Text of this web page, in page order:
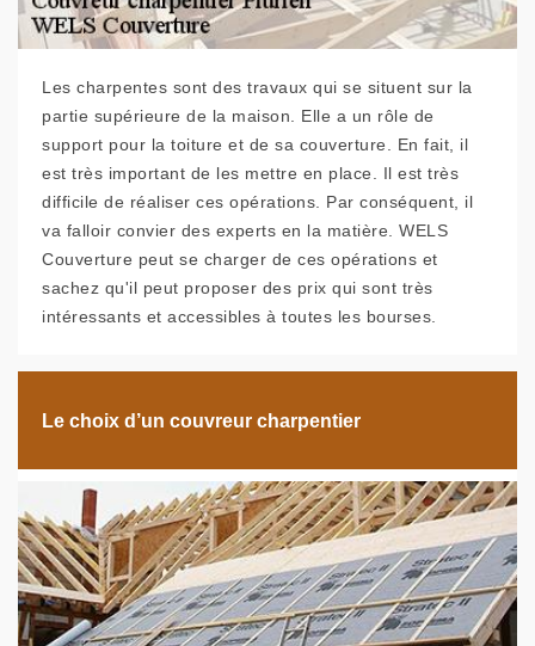
Les charpentes sont des travaux qui se situent sur la
partie supérieure de la maison. Elle a un rôle de
support pour la toiture et de sa couverture. En fait, il
est très important de les mettre en place. Il est très
difficile de réaliser ces opérations. Par conséquent, il
va falloir convier des experts en la matière. WELS
Couverture peut se charger de ces opérations et
sachez qu'il peut proposer des prix qui sont très
intéressants et accessibles à toutes les bourses.
Le choix d’un couvreur charpentier